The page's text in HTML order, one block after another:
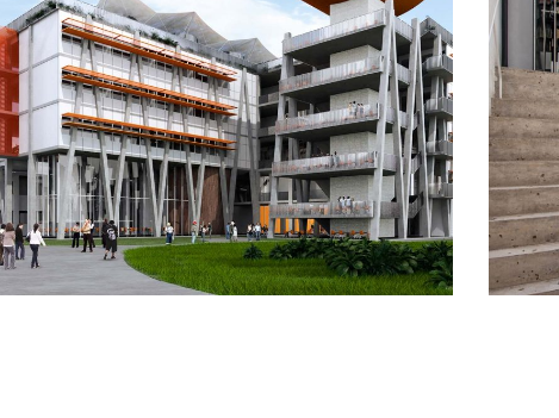
Universidad Anahuac Puebla
EDIFICIOS PÚBLICOS